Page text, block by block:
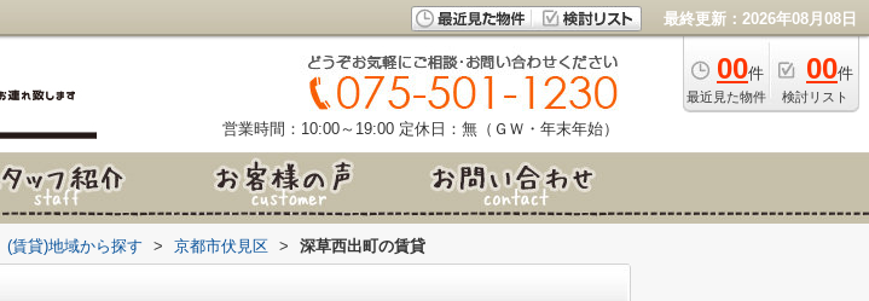
最終更新：2026年08月08日
00件
最近見た物件
00件
検討リスト
営業時間：10:00～19:00 定休日：無（ＧＷ・年末年始）
(賃貸)地域から探す > 京都市伏見区 > 深草西出町の賃貸